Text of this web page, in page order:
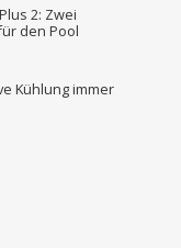
2: Zwei
den Pool
Kühlung immer